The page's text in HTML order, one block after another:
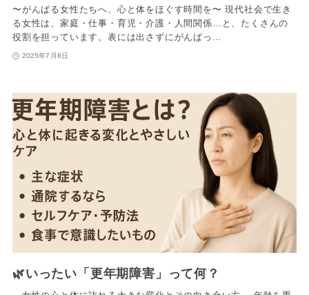
〜がんばる女性たちへ、心と体をほぐす時間を〜 現代社会で生き
る女性は、家庭・仕事・育児・介護・人間関係…と、たくさんの
役割を担っています。表には出さずにがんばっ…
2025年7月8日
🌿いったい「更年期障害」って何？